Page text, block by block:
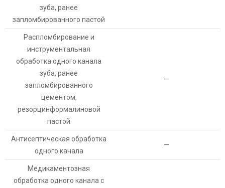
зуба, ранее
запломбированного пастой
Распломбирование и
инструментальная
обработка одного канала
зуба, ранее
запломбированного
цементом,
резорцинформалиновой
пастой
—
Антисептическая обработка
одного канала
—
Медикаментозная
обработка одного канала с